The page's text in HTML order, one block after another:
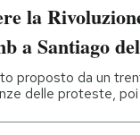
la
a Santiago
proposto da un
delle proteste,